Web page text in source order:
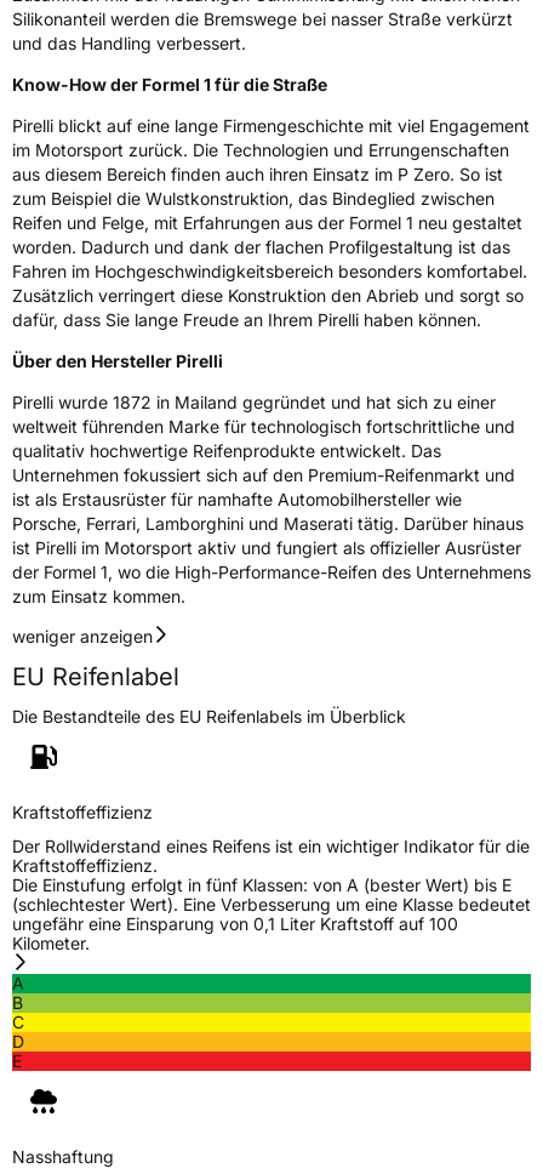
Rollgeräusch (dB)68
FahrzeugklasseC1
3PMSF / Schneeflockensymbol / Alpine-SymbolNein
EisgripNein
EPREL ID
595518
Allgemeine Produktsicherheit (GPSR)
HerstellerkontaktPIRELLI TYRE SPA, Viale Piero e Alberto
Pirelli 25 20126 Milano Italien,
www.pirelli.com,
consumer.support@pirelli.com
Silikonanteil werden die Bremswege bei nasser Straße verkürzt
und das Handling verbessert.
Know-How der Formel 1 für die Straße
Pirelli blickt auf eine lange Firmengeschichte mit viel Engagement
im Motorsport zurück. Die Technologien und Errungenschaften
aus diesem Bereich finden auch ihren Einsatz im P Zero. So ist
zum Beispiel die Wulstkonstruktion, das Bindeglied zwischen
Reifen und Felge, mit Erfahrungen aus der Formel 1 neu gestaltet
worden. Dadurch und dank der flachen Profilgestaltung ist das
Fahren im Hochgeschwindigkeitsbereich besonders komfortabel.
Zusätzlich verringert diese Konstruktion den Abrieb und sorgt so
dafür, dass Sie lange Freude an Ihrem Pirelli haben können.
Über den Hersteller Pirelli
Pirelli wurde 1872 in Mailand gegründet und hat sich zu einer
weltweit führenden Marke für technologisch fortschrittliche und
qualitativ hochwertige Reifenprodukte entwickelt. Das
Unternehmen fokussiert sich auf den Premium-Reifenmarkt und
ist als Erstausrüster für namhafte Automobilhersteller wie
Porsche, Ferrari, Lamborghini und Maserati tätig. Darüber hinaus
ist Pirelli im Motorsport aktiv und fungiert als offizieller Ausrüster
der Formel 1, wo die High-Performance-Reifen des Unternehmens
zum Einsatz kommen.
weniger anzeigen
EU Reifenlabel
Die Bestandteile des EU Reifenlabels im Überblick
Kraftstoffeffizienz
Der Rollwiderstand eines Reifens ist ein wichtiger Indikator für die
Kraftstoffeffizienz.
Die Einstufung erfolgt in fünf Klassen: von A (bester Wert) bis E
(schlechtester Wert). Eine Verbesserung um eine Klasse bedeutet
ungefähr eine Einsparung von 0,1 Liter Kraftstoff auf 100
Kilometer.
A
B
C
D
E
Nasshaftung